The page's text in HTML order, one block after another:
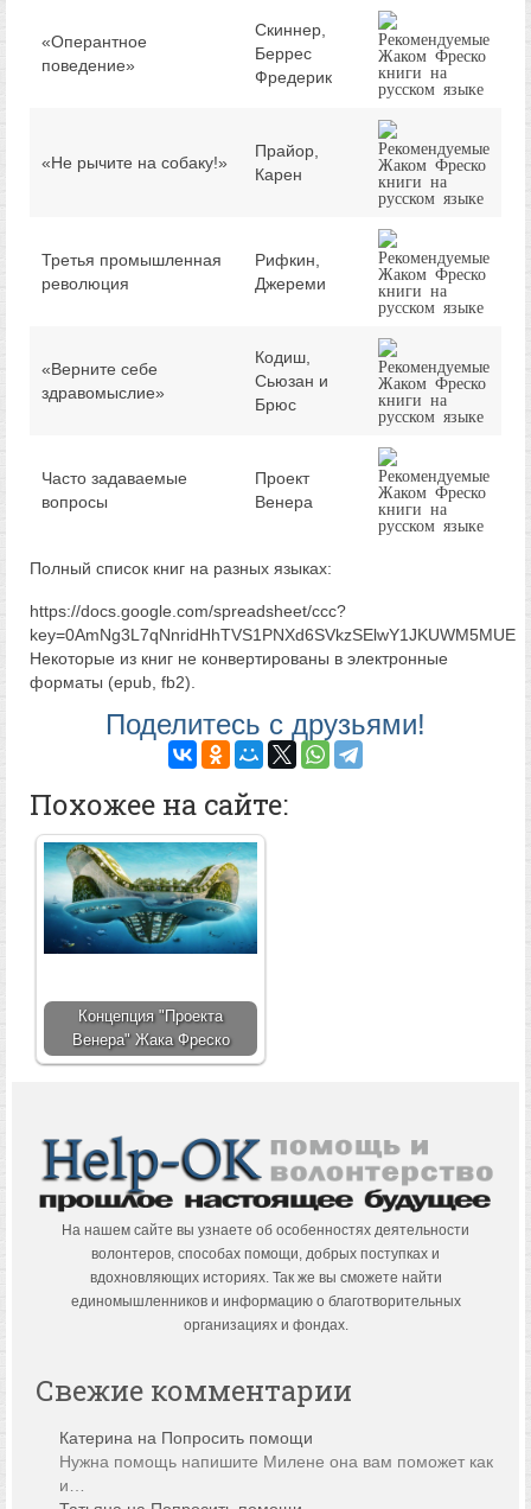
«Оперантное
поведение»
Скиннер,
Беррес
Фредерик
«Не рычите на собаку!»
Прайор,
Карен
Третья промышленная
революция
Рифкин,
Джереми
«Верните себе
здравомыслие»
Кодиш,
Сьюзан и
Брюс
Часто задаваемые
вопросы
Проект
Венера
Полный список книг на разных языках:
https://docs.google.com/spreadsheet/ccc?
key=0AmNg3L7qNnridHhTVS1PNXd6SVkzSElwY1JKUWM5MUE
Некоторые из книг не конвертированы в электронные
форматы (epub, fb2).
Поделитесь с друзьями!
Похожее на сайте:
Концепция "Проекта
Венера" Жака Фреско
На нашем сайте вы узнаете об особенностях деятельности
волонтеров, способах помощи, добрых поступках и
вдохновляющих историях. Так же вы сможете найти
единомышленников и информацию о благотворительных
организациях и фондах.
Свежие комментарии
Катерина на Попросить помощи
Нужна помощь напишите Милене она вам поможет как
и…